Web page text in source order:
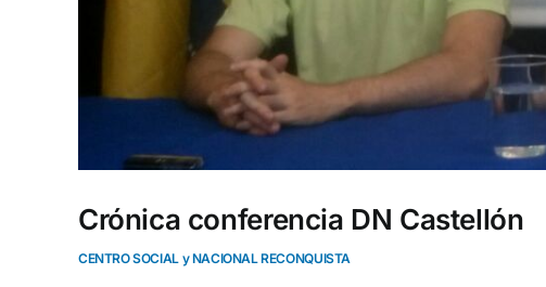
Crónica conferencia DN Castellón
CENTRO SOCIAL y NACIONAL RECONQUISTA